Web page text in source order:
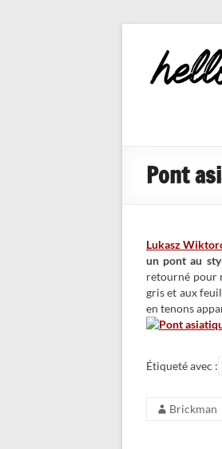
Blog LEGO,
nouveaut�s
Pont
Lukasz
un pont au
retourné pour
gris et aux
en tenons
Étiqueté avec :
Brickman